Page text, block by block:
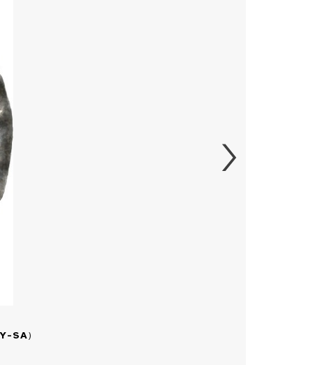
SA)